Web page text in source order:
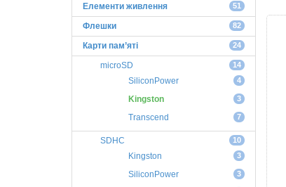
Елементи живлення 51
Флешки 82
Карти пам’яті 24
microSD 14
SiliconPower 4
Kingston 3
Transcend 7
SDHC 10
Kingston 3
SiliconPower 3